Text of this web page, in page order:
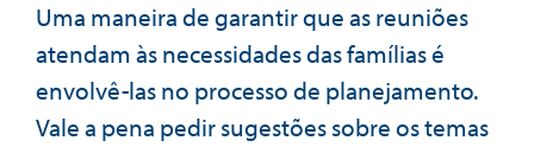
Uma maneira de garantir que as reuniões
atendam às necessidades das famílias é
envolvê-las no processo de planejamento.
Vale a pena pedir sugestões sobre os temas